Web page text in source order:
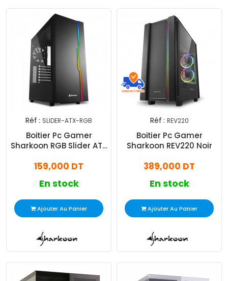
Réf : SLIDER-ATX-RGB
Boitier Pc Gamer
Sharkoon RGB Slider ATX
159,000 DT
En stock
Ajouter Au Panier
Réf : REV220
Boitier Pc Gamer
Sharkoon REV220 Noir
389,000 DT
En stock
Ajouter Au Panier